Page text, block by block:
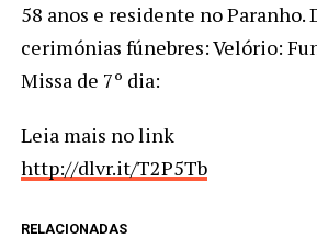
58 anos e residente no Paranho.
cerimónias fúnebres: Velório:
Missa de 7º dia:
Leia mais no link
http://dlvr.it/T2P5Tb
RELACIONADAS